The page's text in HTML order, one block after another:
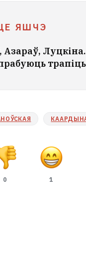
ЯШЧЭ
Азараў,
0 1